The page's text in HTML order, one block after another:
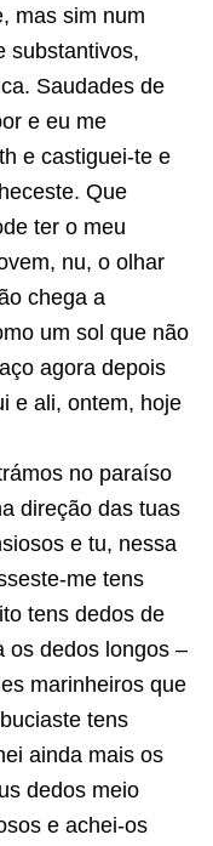
mas sim num
substantivos,
Saudades de
e eu me
e castiguei-te e
Que
ter o meu
nu, o olhar
chega a
um sol que não
agora depois
e ali, ontem, hoje
no paraíso
direção das tuas
e tu, nessa
me tens
tens dedos de
os dedos longos –
marinheiros que
tens
ainda mais os
dedos meio
e achei-os